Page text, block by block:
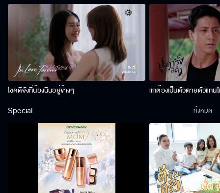
โชคดีจังที่น้องนีนอยู่ข้างๆ แกต้องเป็นตัวตายตัวแทน
Special ทั้งหมด